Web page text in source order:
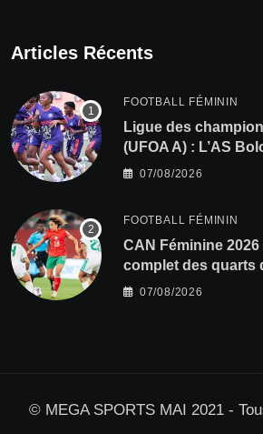
Articles Récents
FOOTBALL FÉMININ
Ligue des
(UFOA A) : L’AS
conquête de
07/08/2026
FOOTBALL FÉMININ
CAN Féminine
complet des quarts
07/08/2026
© MEGA SPORTS MAI 2021 -